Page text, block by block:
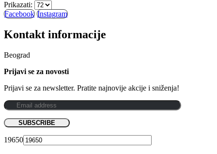
Prikazati:
Facebook Instagram
Kontakt informacije
Beograd
Prijavi se za novosti
Prijavi se za newsletter. Pratite najnovije akcije i sniženja!
19650